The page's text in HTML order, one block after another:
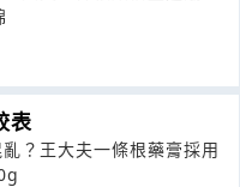
表
？王大夫一條根藥膏採用